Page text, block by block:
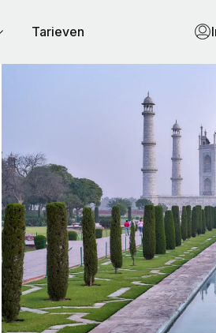
Tarieven